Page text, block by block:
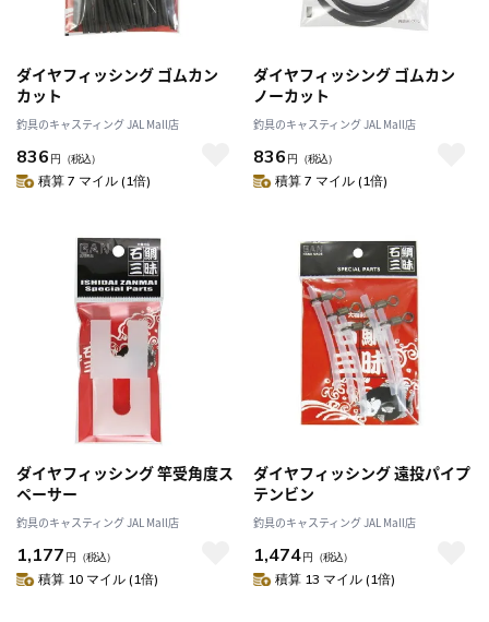
ダイヤフィッシング ゴムカン
カット
釣具のキャスティング JAL Mall店
836 円 （税込）
積算 7 マイル (1倍)
ダイヤフィッシング ゴムカン
ノーカット
釣具のキャスティング JAL Mall店
836 円 （税込）
積算 7 マイル (1倍)
ダイヤフィッシング 竿受角度ス
ペーサー
釣具のキャスティング JAL Mall店
1,177 円 （税込）
積算 10 マイル (1倍)
ダイヤフィッシング 遠投パイプ
テンビン
釣具のキャスティング JAL Mall店
1,474円 （税込）
積算 13 マイル (1倍)